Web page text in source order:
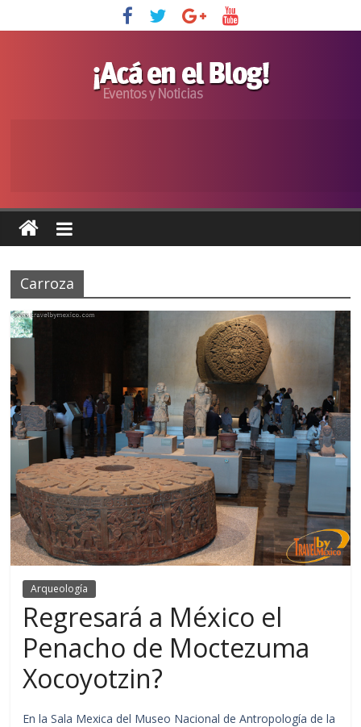
Carroza
Arqueología
Regresará a México el
Penacho de Moctezuma
Xocoyotzin?
En la Sala Mexica del Museo Nacional de Antropología de la